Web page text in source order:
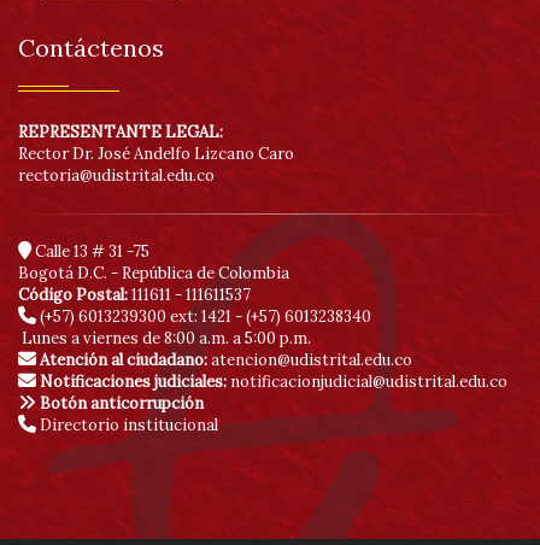
Contáctenos
REPRESENTANTE LEGAL:
Rector Dr. José Andelfo Lizcano Caro
rectoria@udistrital.edu.co
Calle 13 # 31 -75
Bogotá D.C. - República de Colombia
Código Postal:111611 - 111611537
(+57) 6013239300 ext: 1421 - (+57) 6013238340
Lunes a viernes de 8:00 a.m. a 5:00 p.m.
Atención al ciudadano:atencion@udistrital.edu.co
Notificaciones judiciales: notificacionjudicial@udistrital.edu.co
Botón anticorrupción
Directorio institucional